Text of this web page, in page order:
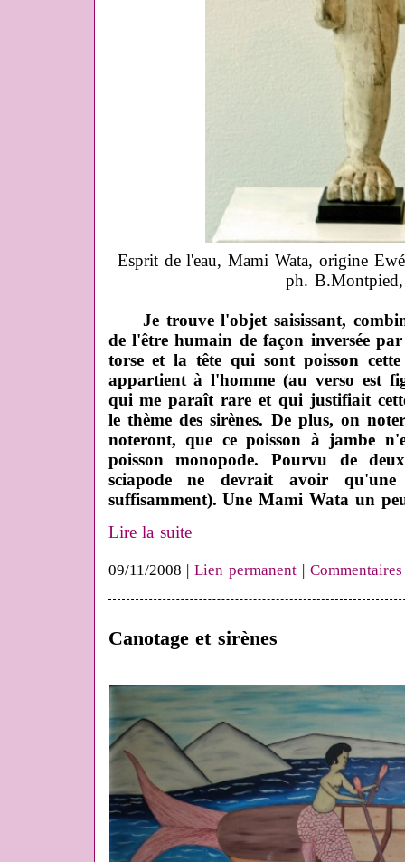
Esprit de l'eau, Mami Wata, origine
ph.
Je trouve l'objet saisissant,
de l'être humain de façon inversée
torse et la tête qui sont poisson
appartient à l'homme (au verso est
qui me paraît rare et qui justifiait
le thème des sirènes. De plus, on
noteront, que ce poisson à jambe
poisson monopode. Pourvu de
sciapode ne devrait avoir
suffisamment). Une Mami Wata un
Lire la suite
09/11/2008 |Lien permanent
Canotage et sirènes